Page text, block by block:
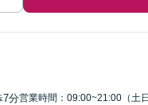
7分営業時間：09:00~21:00（土日